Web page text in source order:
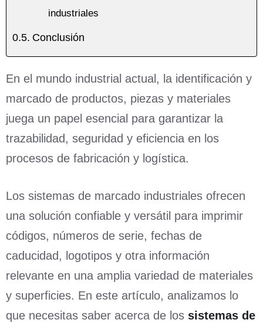
industriales
Conclusión
En el mundo industrial actual, la identificación y
marcado de productos, piezas y materiales
juega un papel esencial para garantizar la
trazabilidad, seguridad y eficiencia en los
procesos de fabricación y logística.
Los sistemas de marcado industriales ofrecen
una solución confiable y versátil para imprimir
códigos, números de serie, fechas de
caducidad, logotipos y otra información
relevante en una amplia variedad de materiales
y superficies. En este artículo, analizamos lo
que necesitas saber acerca de los sistemas de